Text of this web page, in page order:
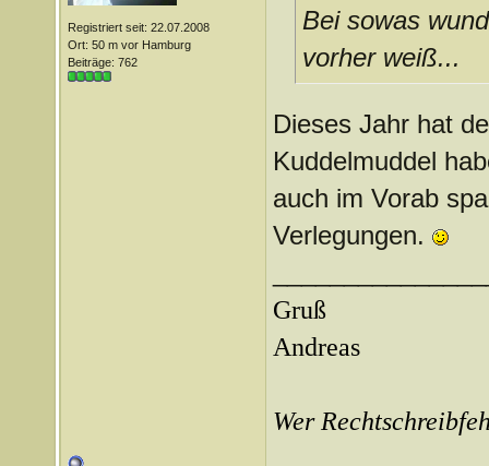
Registriert seit: 22.07.2008
Ort: 50 m vor Hamburg
Beiträge: 762
Bei sowas
vorher weiß...
Dieses Jahr hat
Kuddelmuddel
auch im Vorab
Verlegungen.
Gruß
Andreas
Wer